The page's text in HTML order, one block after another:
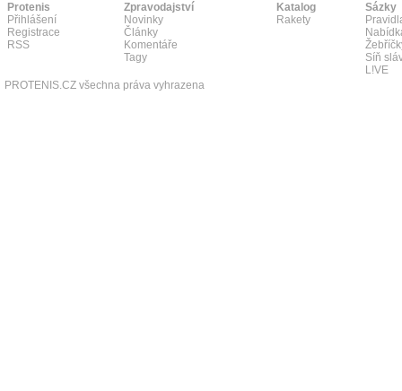
Protenis
Přihlášení
Registrace
RSS
Zpravodajství
Novinky
Články
Komentáře
Tagy
Katalog
Rakety
Sázky
Síň
L!VE
PROTENIS.CZ všechna práva vyhrazena